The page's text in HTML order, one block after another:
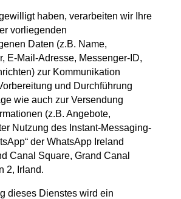
haben, verarbeiten wir Ihre
vorliegenden
Daten (z.B. Name,
E-Mail-Adresse, Messenger-ID,
zur Kommunikation
und Durchführung
wie auch zur Versendung
(z.B. Angebote,
Nutzung des Instant-Messaging-
der WhatsApp Ireland
Canal Square, Grand Canal
2, Irland.
dieses Dienstes wird ein